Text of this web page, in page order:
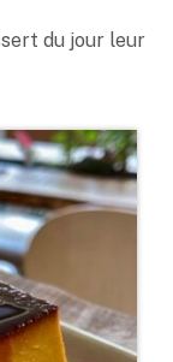
du jour leur